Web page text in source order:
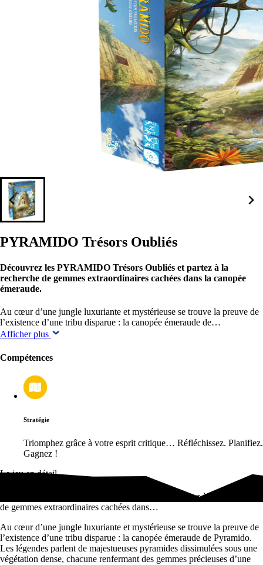
PYRAMIDO Trésors Oubliés
Découvrez les PYRAMIDO Trésors Oubliés et partez à la
recherche de gemmes extraordinaires cachées dans la canopée
émeraude.
Au cœur d’une jungle luxuriante et mystérieuse se trouve la preuve de
l’existence d’une tribu disparue : la canopée émeraude de…
Afficher plus
Compétences
Stratégie
Triomphez grâce à votre esprit critique… Réfléchissez. Planifiez.
Gagnez !
Le jeu en détail
Découvrez les PYRAMIDO Trésors Oubliés et partez à la recherche
de gemmes extraordinaires cachées dans…
Au cœur d’une jungle luxuriante et mystérieuse se trouve la preuve de
l’existence d’une tribu disparue : la canopée émeraude de Pyramido.
Les légendes parlent de majestueuses pyramides dissimulées sous une
végétation dense, chacune renfermant des gemmes précieuses d’une